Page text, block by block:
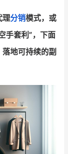
理分销模式，或
手套利”，下面
地可持续的副